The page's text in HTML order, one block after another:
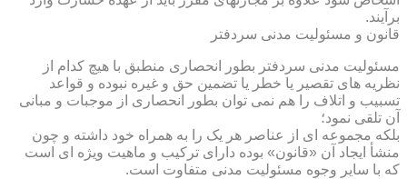
برآیند.
قانون و مسئولیت مدنی سردفتر
مسئولیت مدنی سردفتر بطور انحصاری منطبق با هیچ کدام از
نظریه های تقصیر یا خطر یا تضمین حق و غیره نبوده و قواعد
تسبیب و اتلاف را هم نمی توان بطور انحصاری از موجبات و مبانی
آن تلقی نمود؛
بلکه مجموعه ای از عناصر هر یک را به همراه خود داشته و چون
منشأ ایجاد آن «قانون» بوده دارای ترکیب و ماهیت ویژه ای است
که با سایر وجوه مسئولیت مدنی متفاوت است.